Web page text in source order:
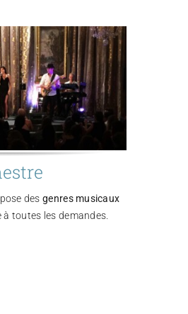
desgenres musicaux
toutes les demandes.